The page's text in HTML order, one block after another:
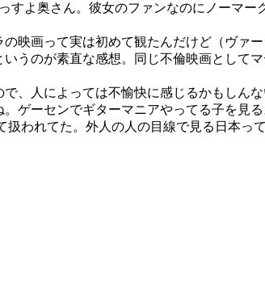
すよ奥さん。彼女のファンなのにノーマー
映画って実は初めて観たんだけど（ヴァ
うのが素直な感想。同じ不倫映画として
、人によっては不愉快に感じるかもしん
ゲーセンでギターマニアやってる子を見
扱われてた。外人の人の目線で見る日本